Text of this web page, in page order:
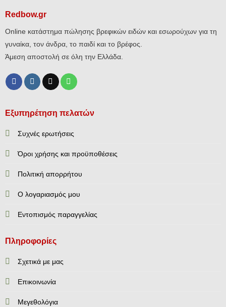
Redbow.gr
Online κατάστημα πώλησης βρεφικών ειδών και εσωρούχων για τη
γυναίκα, τον άνδρα, το παιδί και το βρέφος.
Άμεση αποστολή σε όλη την Ελλάδα.
Εξυπηρέτηση πελατών
Συχνές ερωτήσεις
Όροι χρήσης και προϋποθέσεις
Πολιτική απορρήτου
Ο λογαριασμός μου
Εντοπισμός παραγγελίας
Πληροφορίες
Σχετικά με μας
Επικοινωνία
Mεγεθολόγια